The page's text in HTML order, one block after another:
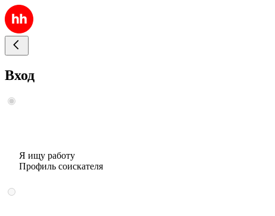
Вход
Я ищу работу
Профиль соискателя